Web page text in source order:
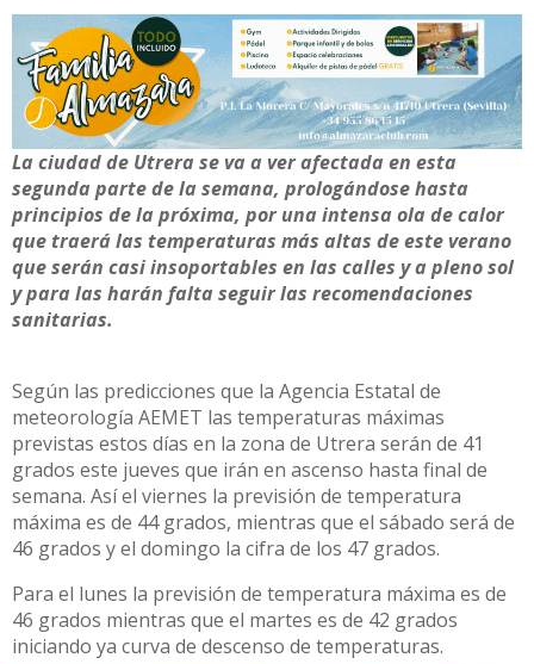
La ciudad de Utrera se va a ver afectada en esta
segunda parte de la semana, prologándose hasta
principios de la próxima, por una intensa ola de calor
que traerá las temperaturas más altas de este verano
que serán casi insoportables en las calles y a pleno sol
y para las harán falta seguir las recomendaciones
sanitarias.
Según las predicciones que la Agencia Estatal de
meteorología AEMET las temperaturas máximas
previstas estos días en la zona de Utrera serán de 41
grados este jueves que irán en ascenso hasta final de
semana. Así el viernes la previsión de temperatura
máxima es de 44 grados, mientras que el sábado será de
46 grados y el domingo la cifra de los 47 grados.
Para el lunes la previsión de temperatura máxima es de
46 grados mientras que el martes es de 42 grados
iniciando ya curva de descenso de temperaturas.